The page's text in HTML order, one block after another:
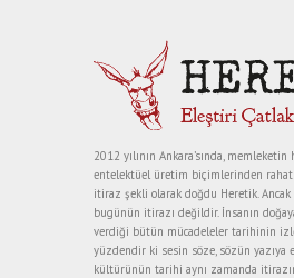
2012 yılının Ankara’sında,
entelektüel üretim biçimlerinden
itiraz şekli olarak doğdu Heretik.
bugünün itirazı değildir. İnsanın
verdiği bütün mücadeleler tarihinin
yüzdendir ki sesin söze, sözün yazıya
kültürünün tarihi aynı zamanda